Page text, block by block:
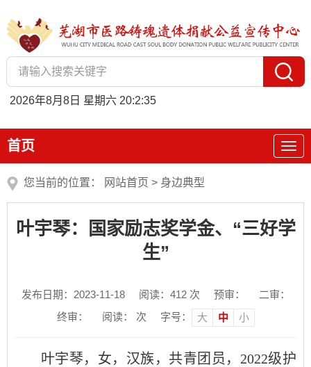
2026年8月8日 星期六 20:2:35
首页
您当前的位置： 网站首页 > 身边典型
叶宇琴：国家励志奖学金、“三好学
生”
发布日期：2023-11-18 阅读： 412 次 预审：
二审：
终审：
阅读： 次 字号： 大 中 小
叶宇琴，女，汉族，共青团员， 2022级护